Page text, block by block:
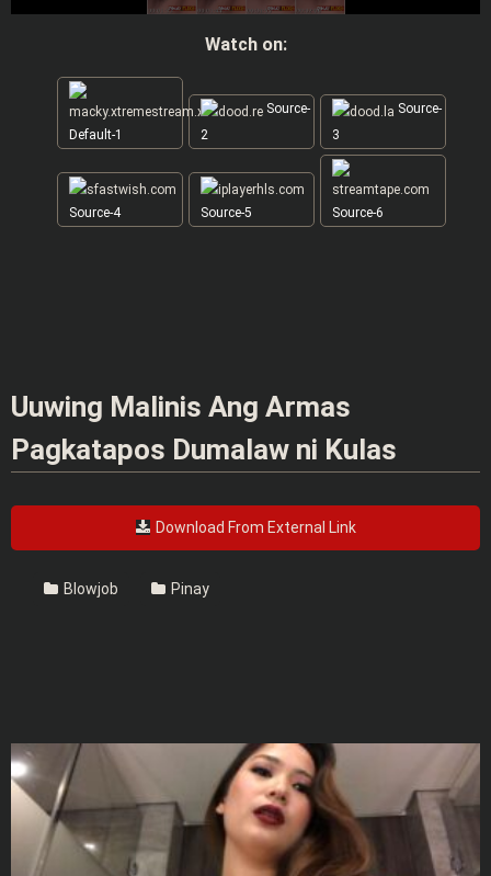
Watch on:
Default-1
Source-
2
Source-
3
Source-4 Source-5 Source-6
Uuwing Malinis Ang Armas
Pagkatapos Dumalaw ni Kulas
Download From External Link
Blowjob Pinay